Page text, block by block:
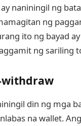
naniningil ng
ng
ito ng bayad
ng sariling
withdraw
din ng mga
na wallet.